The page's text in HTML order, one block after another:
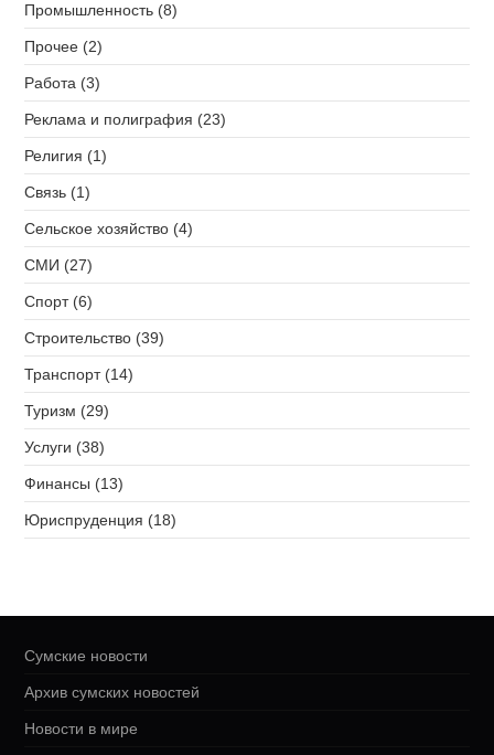
Промышленность (8)
Прочее (2)
Работа (3)
Реклама и полиграфия (23)
Религия (1)
Связь (1)
Сельское хозяйство (4)
СМИ (27)
Спорт (6)
Строительство (39)
Транспорт (14)
Туризм (29)
Услуги (38)
Финансы (13)
Юриспруденция (18)
Сумские новости
Архив сумских новостей
Новости в мире